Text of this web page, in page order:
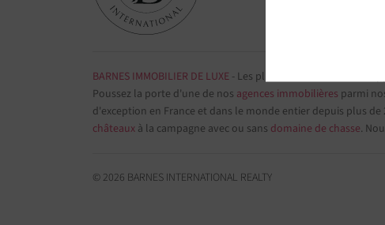
BARNES IMMOBILIER DE LUXE - Les plus belles demeures et
Poussez la porte d'une de nos agences immobilières parmi
d'exception en France et dans le monde entier depuis plus
châteaux à la campagne avec ou sans domaine de chasse.
© 2026 BARNES INTERNATIONAL REALTY